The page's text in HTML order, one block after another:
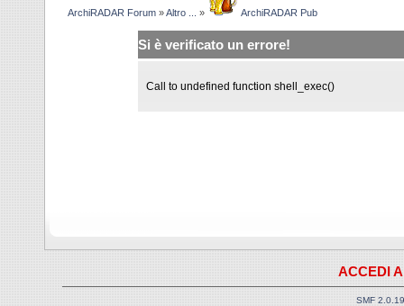
ArchiRADAR Forum »Altro ... » ArchiRADAR Pub
Si è verificato un errore!
Call to undefined function shell_exec()
ACCEDI
SMF 2.0.19